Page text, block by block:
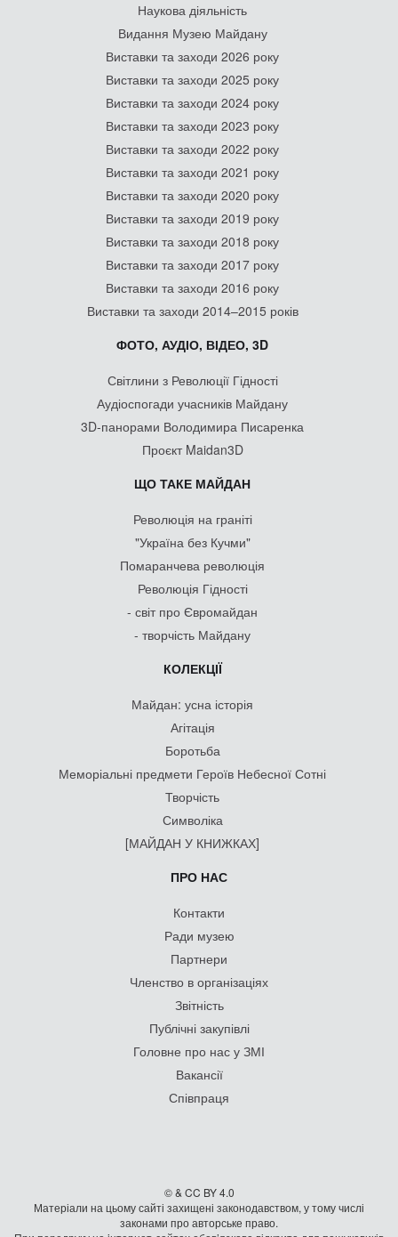
Наукова діяльність
Видання Музею Майдану
Виставки та заходи 2026 року
Виставки та заходи 2025 року
Виставки та заходи 2024 року
Виставки та заходи 2023 року
Виставки та заходи 2022 року
Виставки та заходи 2021 року
Виставки та заходи 2020 року
Виставки та заходи 2019 року
Виставки та заходи 2018 року
Виставки та заходи 2017 року
Виставки та заходи 2016 року
Виставки та заходи 2014–2015 років
ФОТО, АУДІО, ВІДЕО, 3D
Світлини з Революції Гідності
Аудіоспогади учасників Майдану
3D-панорами Володимира Писаренка
Проєкт Maidan3D
ЩО ТАКЕ МАЙДАН
Революція на граніті
"Україна без Кучми"
Помаранчева революція
Революція Гідності
- світ про Євромайдан
- творчість Майдану
КОЛЕКЦІЇ
Майдан: усна історія
Агітація
Боротьба
Меморіальні предмети Героїв Небесної Сотні
Творчість
Символіка
[МАЙДАН У КНИЖКАХ]
ПРО НАС
Контакти
Ради музею
Партнери
Членство в організаціях
Звітність
Публічні закупівлі
Головне про нас у ЗМІ
Вакансії
Співпраця
© & CC BY 4.0
Матеріали на цьому сайті захищені законодавством, у тому числі
законами про авторське право.